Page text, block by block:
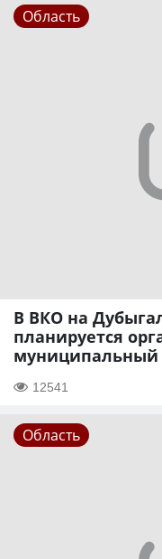
Область
В ВКО на
планируется
12541
Область